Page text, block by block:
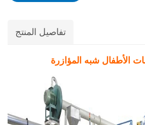
تفاصيل المنتج
الأطفال شبه المؤازرة